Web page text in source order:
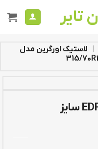
لاستیک اورگرین مدل
لاستیک اورگرین مدل EDR51 سایز